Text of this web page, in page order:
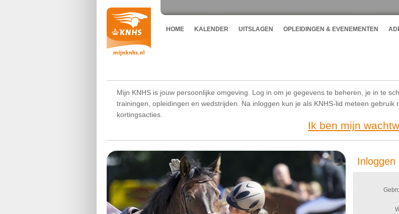
HOME KALENDER UITSLAGEN OPLEIDINGEN & EVENEMENTEN
Mijn KNHS is jouw persoonlijke omgeving. Log in om je gegevens te beheren, je in te
trainingen, opleidingen en wedstrijden. Na inloggen kun je als KNHS-lid meteen
kortingsacties.
Ik ben mijn
Inloggen